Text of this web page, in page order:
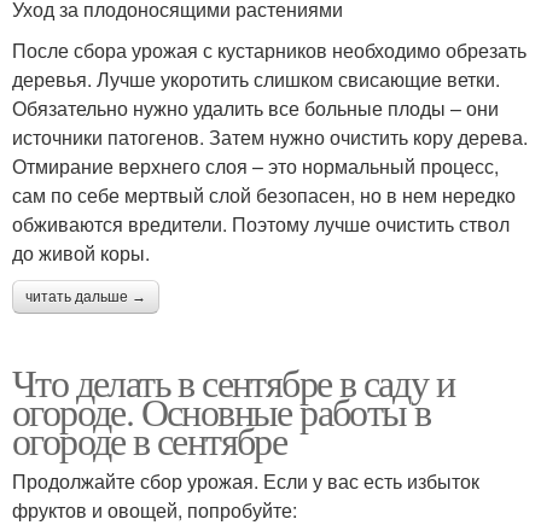
Уход за плодоносящими растениями
После сбора урожая с кустарников необходимо обрезать
деревья. Лучше укоротить слишком свисающие ветки.
Обязательно нужно удалить все больные плоды – они
источники патогенов. Затем нужно очистить кору дерева.
Отмирание верхнего слоя – это нормальный процесс,
сам по себе мертвый слой безопасен, но в нем нередко
обживаются вредители. Поэтому лучше очистить ствол
до живой коры.
читать дальше →
Что делать в сентябре в саду и
огороде. Основные работы в
огороде в сентябре
Продолжайте сбор урожая. Если у вас есть избыток
фруктов и овощей, попробуйте: